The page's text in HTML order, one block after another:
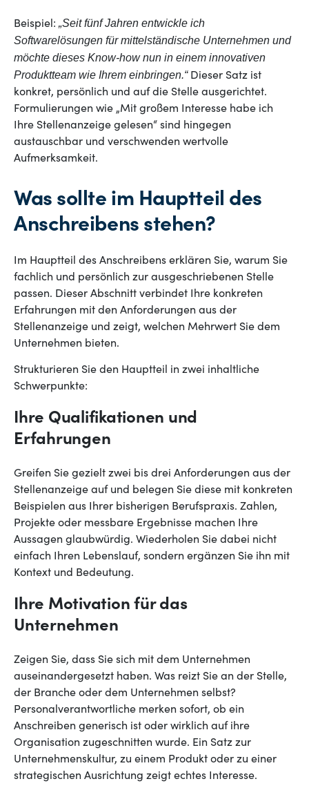
Beispiel: „Seit fünf Jahren entwickle ich
Softwarelösungen für mittelständische Unternehmen und
möchte dieses Know-how nun in einem innovativen
Produktteam wie Ihrem einbringen.“Dieser Satz ist
konkret, persönlich und auf die Stelle ausgerichtet.
Formulierungen wie „Mit großem Interesse habe ich
Ihre Stellenanzeige gelesen“ sind hingegen
austauschbar und verschwenden wertvolle
Aufmerksamkeit.
Was sollte im Hauptteil des
Anschreibens stehen?
Im Hauptteil des Anschreibens erklären Sie, warum Sie
fachlich und persönlich zur ausgeschriebenen Stelle
passen. Dieser Abschnitt verbindet Ihre konkreten
Erfahrungen mit den Anforderungen aus der
Stellenanzeige und zeigt, welchen Mehrwert Sie dem
Unternehmen bieten.
Strukturieren Sie den Hauptteil in zwei inhaltliche
Schwerpunkte:
Ihre Qualifikationen und
Erfahrungen
Greifen Sie gezielt zwei bis drei Anforderungen aus der
Stellenanzeige auf und belegen Sie diese mit konkreten
Beispielen aus Ihrer bisherigen Berufspraxis. Zahlen,
Projekte oder messbare Ergebnisse machen Ihre
Aussagen glaubwürdig. Wiederholen Sie dabei nicht
einfach Ihren Lebenslauf, sondern ergänzen Sie ihn mit
Kontext und Bedeutung.
Ihre Motivation für das
Unternehmen
Zeigen Sie, dass Sie sich mit dem Unternehmen
auseinandergesetzt haben. Was reizt Sie an der Stelle,
der Branche oder dem Unternehmen selbst?
Personalverantwortliche merken sofort, ob ein
Anschreiben generisch ist oder wirklich auf ihre
Organisation zugeschnitten wurde. Ein Satz zur
Unternehmenskultur, zu einem Produkt oder zu einer
strategischen Ausrichtung zeigt echtes Interesse.